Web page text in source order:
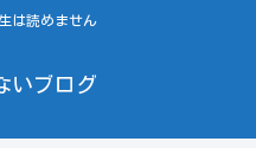
は読めません
いブログ